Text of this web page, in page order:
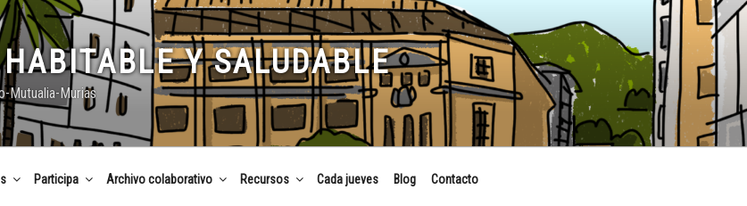
Y SALUDABLE
Mutualia-Murias
Participa Archivo colaborativo Recursos Cada jueves Blog Contacto